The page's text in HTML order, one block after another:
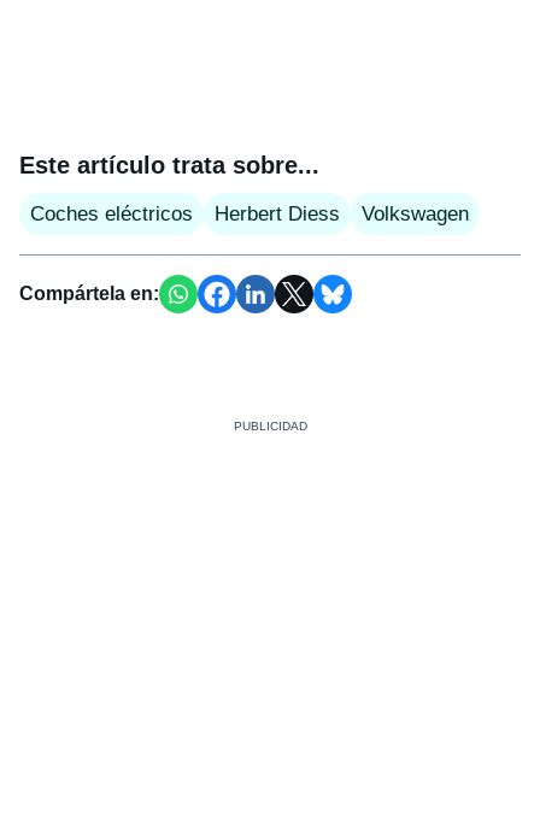
Este artículo trata sobre...
Coches eléctricos Herbert Diess Volkswagen
Compártela en: